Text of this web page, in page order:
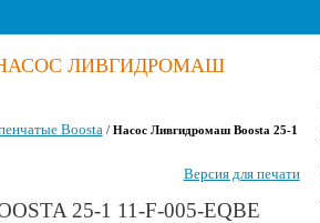
ЛИВГИДРОМАШ
Boosta / Насос Ливгидромаш Boosta 25-1
Версия для печати
25-1 11-F-005-EQBE